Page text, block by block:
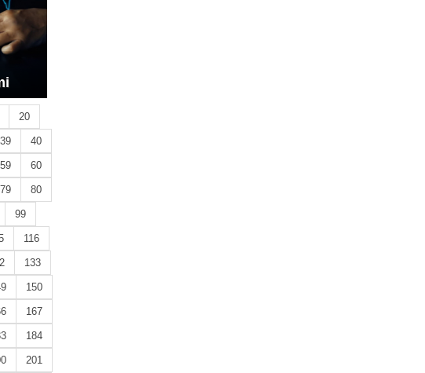
20
39 40
59 60
79 80
99
116
133
150
167
184
201